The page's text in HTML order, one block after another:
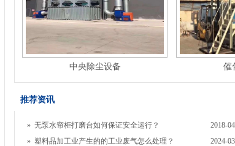
中央除尘设备 催
推荐资讯
2018-
» 无泵水帘柜打磨台如何保证安全运行？
2024-
» 塑料品加工业产生的的工业废气怎么处理？